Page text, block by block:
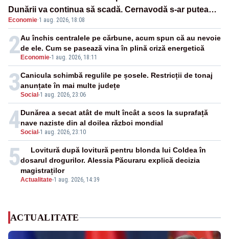
Dunării va continua să scadă. Cernavodă s-ar putea
închide în 4 zile
Economie·1 aug. 2026, 18:08
2 Economie-1 aug. 2026, 18:11
Au închis centralele pe cărbune, acum spun că au nevoie
de ele. Cum se pasează vina în plină criză energetică
3Social -1 aug. 2026, 23:06
Canicula schimbă regulile pe șosele. Restricții de tonaj
anunțate în mai multe județe
4Social -1 aug. 2026, 23:10
Dunărea a secat atât de mult încât a scos la suprafață
nave naziste din al doilea război mondial
5
Actualitate-1 aug. 2026, 14:39
Lovitură după lovitură pentru blonda lui Coldea în
dosarul drogurilor. Alessia Păcuraru explică decizia
magistraților
ACTUALITATE